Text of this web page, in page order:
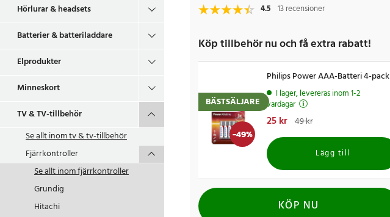
Hörlurar & headsets
Batterier & batteriladdare
Elprodukter
Minneskort
TV & TV-tillbehör
Se allt inomtv & tv-tillbehör
Fjärrkontroller
Se allt inomfjärrkontroller
Grundig
Hitachi
4.5 13 recensioner
Köp tillbehör nu och få extra rabatt!
BÄSTSÄLJARE
-49%
Philips Power AAA-Batteri 4-pack
I lager, levereras inom 1-2
vardagar
Nuvarande pris
25 kr 49 kr
Lägg till
KÖP NU